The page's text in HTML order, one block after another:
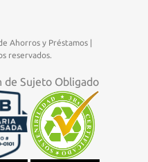
Ahorros y Préstamos |
reservados.